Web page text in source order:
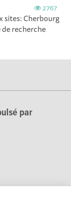
2767
sites: Cherbourg
recherche
par